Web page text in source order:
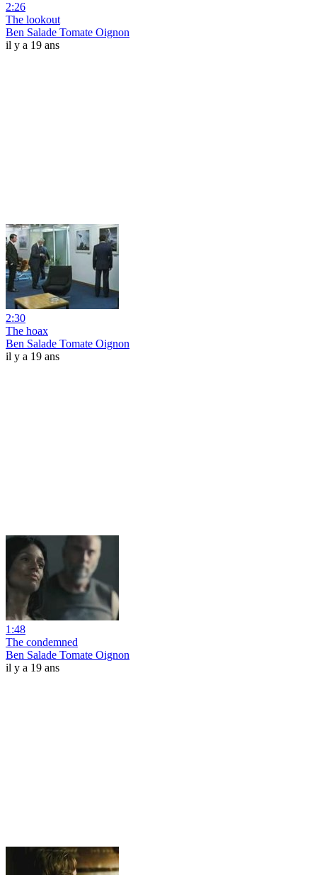
2:26
The lookout
Ben Salade Tomate Oignon
il y a 19 ans
2:30
The hoax
Ben Salade Tomate Oignon
il y a 19 ans
1:48
The condemned
Ben Salade Tomate Oignon
il y a 19 ans